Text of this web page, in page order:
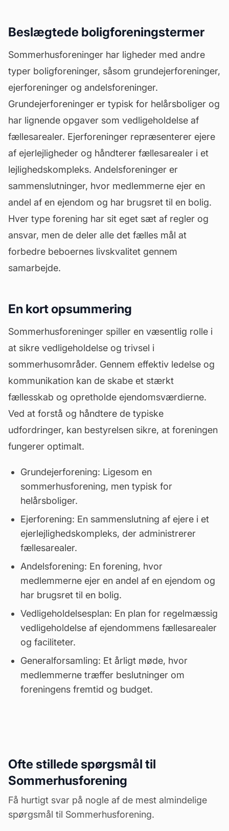
Beslægtede boligforeningstermer
Sommerhusforeninger har ligheder med andre
typer boligforeninger, såsom grundejerforeninger,
ejerforeninger og andelsforeninger.
Grundejerforeninger er typisk for helårsboliger og
har lignende opgaver som vedligeholdelse af
fællesarealer. Ejerforeninger repræsenterer ejere
af ejerlejligheder og håndterer fællesarealer i et
lejlighedskompleks. Andelsforeninger er
sammenslutninger, hvor medlemmerne ejer en
andel af en ejendom og har brugsret til en bolig.
Hver type forening har sit eget sæt af regler og
ansvar, men de deler alle det fælles mål at
forbedre beboernes livskvalitet gennem
samarbejde.
En kort opsummering
Sommerhusforeninger spiller en væsentlig rolle i
at sikre vedligeholdelse og trivsel i
sommerhusområder. Gennem effektiv ledelse og
kommunikation kan de skabe et stærkt
fællesskab og opretholde ejendomsværdierne.
Ved at forstå og håndtere de typiske
udfordringer, kan bestyrelsen sikre, at foreningen
fungerer optimalt.
Grundejerforening: Ligesom en
sommerhusforening, men typisk for
helårsboliger.
Ejerforening: En sammenslutning af ejere i et
ejerlejlighedskompleks, der administrerer
fællesarealer.
Andelsforening: En forening, hvor
medlemmerne ejer en andel af en ejendom og
har brugsret til en bolig.
Vedligeholdelsesplan: En plan for regelmæssig
vedligeholdelse af ejendommens fællesarealer
og faciliteter.
Generalforsamling: Et årligt møde, hvor
medlemmerne træffer beslutninger om
foreningens fremtid og budget.
Ofte stillede spørgsmål til
Sommerhusforening
Få hurtigt svar på nogle af de mest almindelige
spørgsmål til Sommerhusforening.